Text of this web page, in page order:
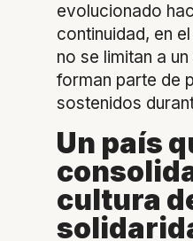
evolucionado
continuidad, en
no se limitan a
forman parte de
sostenidos
Un país
cultura